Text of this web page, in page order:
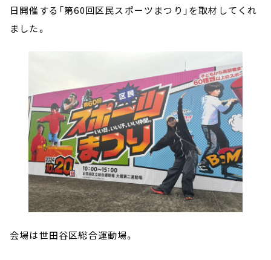
日開催する「第60回区民スポーツまつり」を取材してくれ
ました。
会場は世田谷区総合運動場。